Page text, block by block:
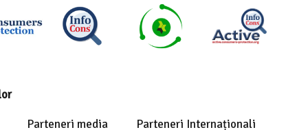
Parteneri media Parteneri Internaționali